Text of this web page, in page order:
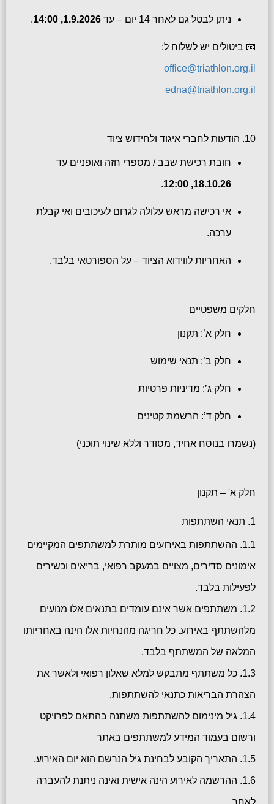
ניתן לבטל גם לאחר 14 יום – עד 1.9.2026, 14:00
.
📧 ביטולים יש לשלוח ל:
office@triathlon.org.il
edna@triathlon.org.il
10. הודעות לחברי איגוד ולחידוש ציוד
חובת רכישת שבב / מספרי חזה ואופניים עד
18.10.26, 12:00
.
אי רכישה מראש עלולה לגרום לעיכובים ואי קבלת
ערכה.
האחריות לווידוא הציוד – על הספורטאי בלבד.
חלקים משפטיים
חלק א’: תקנון
חלק ב’: תנאי שימוש
חלק ג’: מדיניות פרטיות
חלק ד’: הרשמת קטינים
(נשמרו בנוסח אחיד, מסודר וללא שינוי תוכני)
חלק א' – תקנון
1. תנאי השתתפות
1.1. ההשתתפות באירועים מותרת למשתתפים המקיימים
אימונים סדירים, מצויים במעקב רפואי, בריאים וכשירים
לפעילות בלבד.
1.2. משתתפים אשר אינם עומדים בתנאים אלו מנועים
מלהשתתף באירוע. כל חריגה מהנחיות אלו הינה באחריותו
המלאה של המשתתף בלבד.
1.3. כל משתתף מתבקש למלא שאלון רפואי ולאשר את
הצהרת הבריאות כתנאי להשתתפות.
1.4. גיל מינימום להשתתפות משתנה בהתאם לפרויקט
ורשום בעמוד המידע למשתתפים באתר
1.5. התאריך הקובע לבחינת גיל הנרשם הוא יום האירוע.
1.6. ההרשמה לאירוע הינה אישית ואינה ניתנת להעברה
לאחר.